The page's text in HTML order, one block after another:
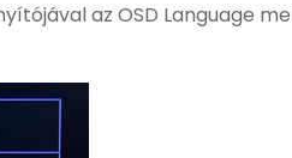
az OSD Language